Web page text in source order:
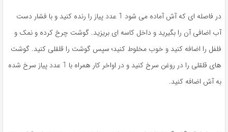
در فاصله ای که آش آماده می شود 1 عدد پیاز را رنده کنید و با فشار دست
آب اضافی آن را بگیرید و داخل کاسه ای بریزید. گوشت چرخ کرده و نمک و
فلفل را اضافه کنید و خوب مخلوط کنید؛ سپس گوشت را قلقلی کنید. گوشت
های قلقلی را در روغن سرخ کنید و در اواخر کار همراه با 1 عدد پیاز سرخ شده
به آش اضافه کنید.